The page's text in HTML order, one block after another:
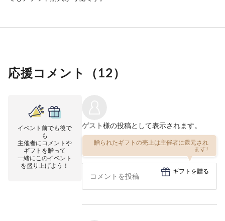
応援コメント（12）
イベント前でも後で
も
主催者にコメントや
ギフトを贈って
一緒にこのイベント
を盛り上げよう！
ゲスト様の投稿として表示されます。
贈られたギフトの売上は主催者に還元され
ます!
ギフトを贈る